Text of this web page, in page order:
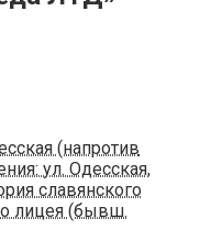
(напротив
ул. Одесская,
славянского
лицея (бывш.